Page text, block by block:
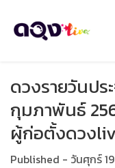
ดวงรายวันปร
กุมภาพันธ์
ผู้ก่อตั้งดวง
Published - วันศุกร์